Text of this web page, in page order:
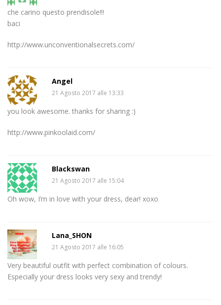
che carino questo prendisole!!!
baci
http://www.unconventionalsecrets.com/
Angel
21 Agosto 2017 alle 13:33
you look awesome. thanks for sharing :)
http://www.pinkoolaid.com/
Blackswan
21 Agosto 2017 alle 15:04
Oh wow, I’m in love with your dress, dear! xoxo
Lana_SHON
21 Agosto 2017 alle 16:05
Very beautiful outfit with perfect combination of colours.
Especially your dress looks very sexy and trendy!